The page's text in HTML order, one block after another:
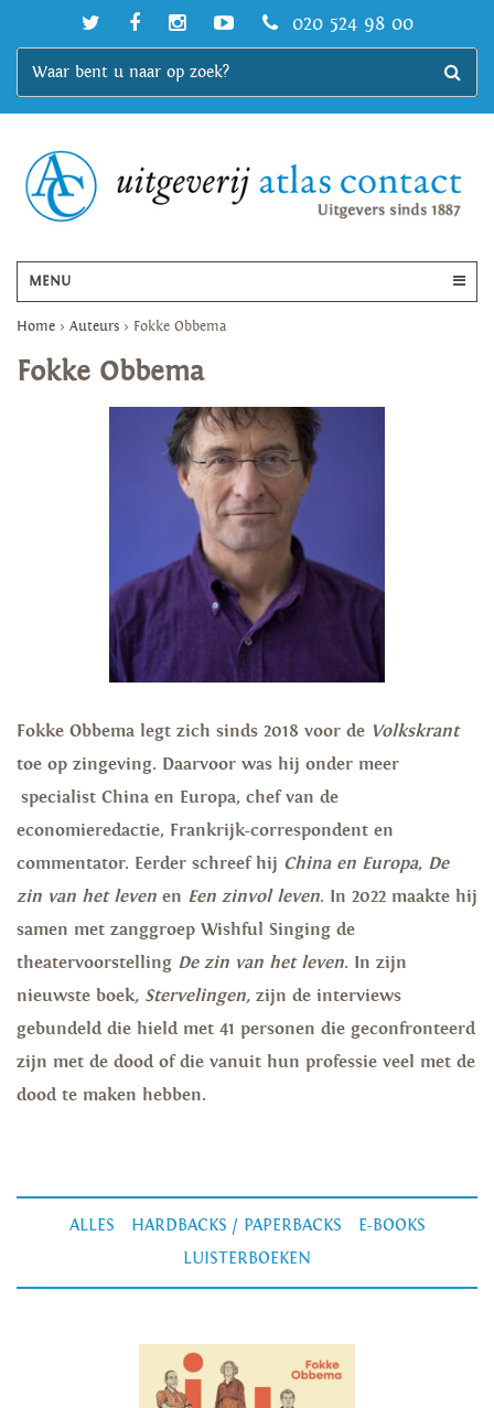
020 524 98 00
MENU
Home > Auteurs > Fokke Obbema
Fokke Obbema
Fokke Obbema legt zich sinds 2018 voor de Volkskrant
toe op zingeving. Daarvoor was hij onder meer
specialist China en Europa, chef van de
economieredactie, Frankrijk-correspondent en
commentator. Eerder schreef hij China en Europa, De
zin van het leven en Een zinvol leven. In 2022 maakte hij
samen met zanggroep Wishful Singing de
theatervoorstelling De zin van het leven. In zijn
nieuwste boek, Stervelingen, zijn de interviews
gebundeld die hield met 41 personen die geconfronteerd
zijn met de dood of die vanuit hun professie veel met de
dood te maken hebben.
ALLES HARDBACKS / PAPERBACKS
E-BOOKS
LUISTERBOEKEN